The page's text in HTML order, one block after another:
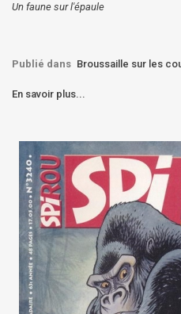
Un faune sur l'épaule
Publié dans Broussaille sur les
En savoir plus...